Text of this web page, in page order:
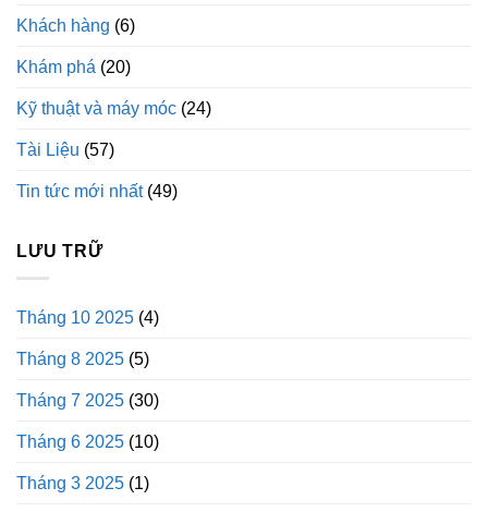
Khách hàng (6)
Khám phá (20)
Kỹ thuật và máy móc (24)
Tài Liệu (57)
Tin tức mới nhất(49)
LƯU TRỮ
Tháng 10 2025 (4)
Tháng 8 2025 (5)
Tháng 7 2025 (30)
Tháng 6 2025 (10)
Tháng 3 2025 (1)